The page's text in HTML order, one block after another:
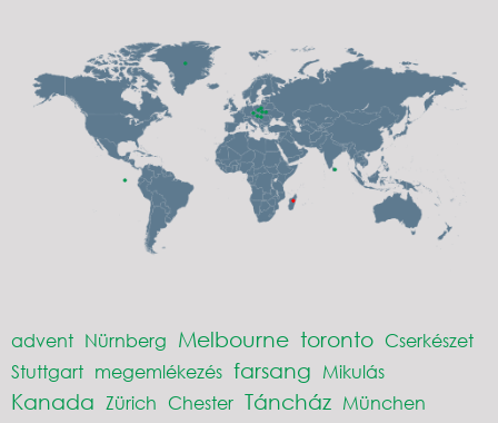
advent Nürnberg Melbourne toronto Cserkészet
Stuttgart megemlékezés farsang Mikulás
Kanada Zürich Chester Táncház München